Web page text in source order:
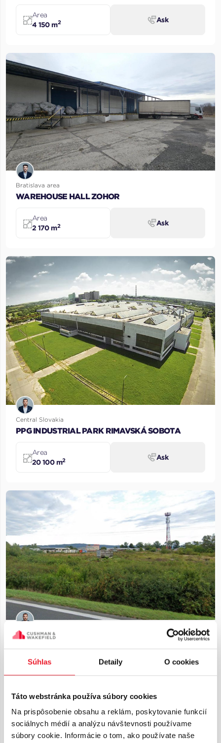
Súhlas Detaily O cookies
Táto webstránka používa súbory cookies
Na prispôsobenie obsahu a reklám, poskytovanie funkcií
sociálnych médií a analýzu návštevnosti používame
súbory cookie. Informácie o tom, ako používate naše
Area
4 150 m2 Ask
Bratislava area
WAREHOUSE HALL ZOHOR
Area
2 170 m2 Ask
Central Slovakia
PPG INDUSTRIAL PARK RIMAVSKÁ SOBOTA
Area
20 100 m2 Ask
Bratislava area
Area
18 000 m2